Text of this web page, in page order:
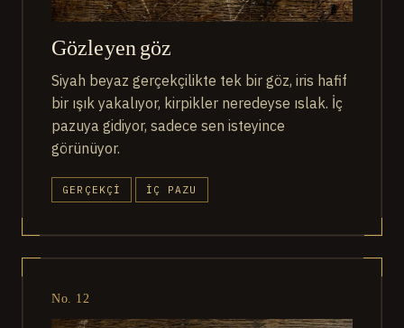
Gözleyen göz
Siyah beyaz gerçekçilikte tek bir göz, iris hafif
bir ışık yakalıyor, kirpikler neredeyse ıslak. İç
pazuya gidiyor, sadece sen isteyince
görünüyor.
GERÇEKÇI İÇ PAZU
No. 12